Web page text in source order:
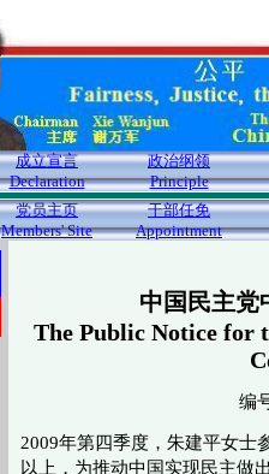
成立宣言
Declaration
政治纲领
Principle
党员主页
Members' Site
干部任免
Appointment
中国民主党
The Public Notice for
编
2009年第四季度，朱建平女士
以上，为推动中国实现民主做